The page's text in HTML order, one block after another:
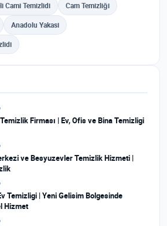
Cami Temizlidi Cam Temizliği
Anadolu Yakasi
Firması | Ev, Ofis ve Bina Temizligi
ve Besyuzevler Temizlik Hizmeti |
Temizligi | Yeni Gelisim Bolgesinde
Hizmet